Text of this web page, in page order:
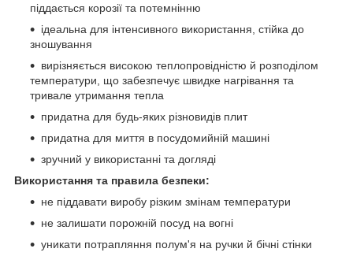
піддається корозії та потемнінню
ідеальна для інтенсивного використання, стійка до
зношування
вирізняється високою теплопровідністю й розподілом
температури, що забезпечує швидке нагрівання та
тривале утримання тепла
придатна для будь-яких різновидів плит
придатна для миття в посудомийній машині
зручний у використанні та догляді
Використання та правила безпеки:
не піддавати виробу різким змінам температури
не залишати порожній посуд на вогні
уникати потрапляння полум'я на ручки й бічні стінки